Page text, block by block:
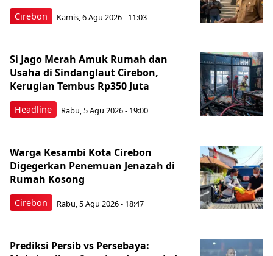
Cirebon Kamis, 6 Agu 2026 - 11:03
Headline
Si Jago Merah Amuk Rumah dan
Usaha di Sindanglaut Cirebon,
Kerugian Tembus Rp350 Juta
Rabu, 5 Agu 2026 - 19:00
Cirebon
Warga Kesambi Kota Cirebon
Digegerkan Penemuan Jenazah di
Rumah Kosong
Rabu, 5 Agu 2026 - 18:47
Prediksi Persib vs Persebaya: